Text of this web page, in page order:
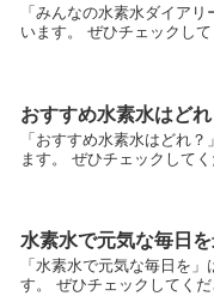
「みんなの水素水ダイア
います。 ぜひチェックし
おすすめ水素水はどれ
「おすすめ水素水はどれ
ます。 ぜひチェックして
水素水で元気な毎日を
「水素水で元気な毎日を
す。 ぜひチェックしてく